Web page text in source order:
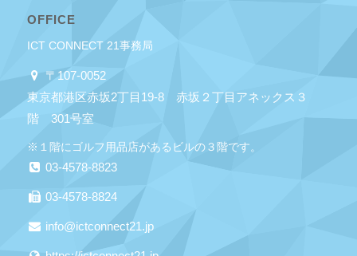
OFFICE
ICT CONNECT 21事務局
〒107-0052
東京都港区赤坂2丁目19-8 赤坂２丁目アネックス３
階 301号室
※１階にゴルフ用品店があるビルの３階です。
03-4578-8823
03-4578-8824
info@ictconnect21.jp